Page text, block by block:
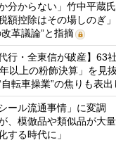
分からない」竹中平蔵
控除はその場しのぎ
革議論”と指摘
行・全東信が破産】63
以上の粉飾決算」を見
転車操業”の焦りも表出
ール流通事情」に変調
、模倣品や類似品が大
る時代に」